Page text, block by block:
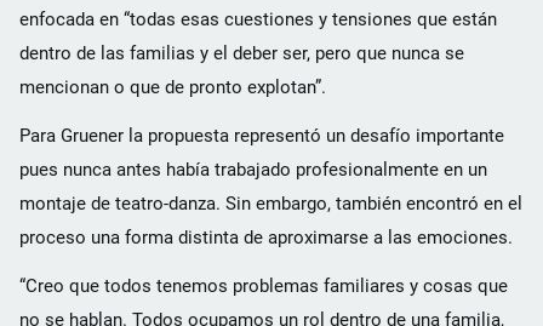
enfocada en “todas esas cuestiones y tensiones que están
dentro de las familias y el deber ser, pero que nunca se
mencionan o que de pronto explotan”.
Para Gruener la propuesta representó un desafío importante
pues nunca antes había trabajado profesionalmente en un
montaje de teatro-danza. Sin embargo, también encontró en el
proceso una forma distinta de aproximarse a las emociones.
“Creo que todos tenemos problemas familiares y cosas que
no se hablan. Todos ocupamos un rol dentro de una familia,